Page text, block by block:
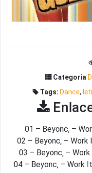
Categoria
Tags: Dance,
01 – Beyonc‚ –
02 – Beyonc‚ – Work
03 – Beyonc‚ –
04 – Beyonc‚ – Work